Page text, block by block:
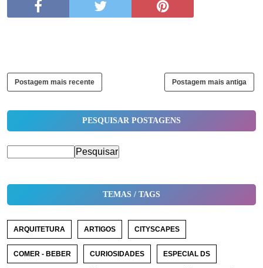
Postagem mais recente Postagem mais antiga
PESQUISAR POSTAGENS
TEMAS / TAGS
ARQUITETURA ARTIGOS CITYSCAPES
COMER - BEBER CURIOSIDADES ESPECIAL DS